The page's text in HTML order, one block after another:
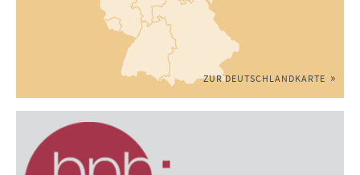
ZUR DEUTSCHLANDKARTE